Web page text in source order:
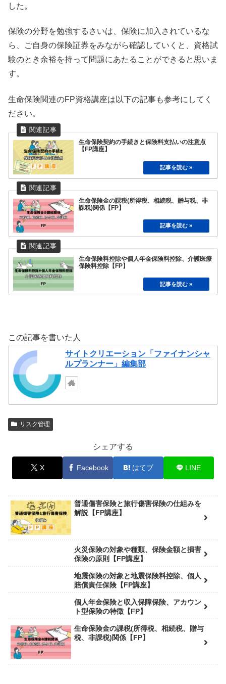
した。
保険の分野を勉強するさいは、保険に加入されているな
ら、ご自身の保険証券をみながら確認していくと、資格試
験のとき余裕を持って問題にあたることができると思いま
す。
生命保険関連のFP資格講座は以下の記事も参考にしてく
ださい。
生命保険契約の手続きと保険料支払いの注意点
【FP講座】
生命保険金の課税(所得税、相続税、贈与税、非
課税)関係【FP】
生命保険料控除や個人年金保険料控除、介護医療
保険料控除【FP】
この記事を書いた人
サイトクリエーション「ファイナンシャ
ルプランナー」編集部
リスク管理
シェアする
X Facebook はてブ LINE
普通傷害保険と旅行傷害保険の仕組みを
解説【FP講座】
火災保険の対象や種類、保険金額と損害
保険の原則【FP講座】
地震保険の対象と地震保険料控除、個人
賠償責任保険【FP講座】
個人年金保険と収入保障保険、アカウン
ト型保険の特徴【FP】
生命保険金の課税(所得税、相続税、贈与
税、非課税)関係【FP】